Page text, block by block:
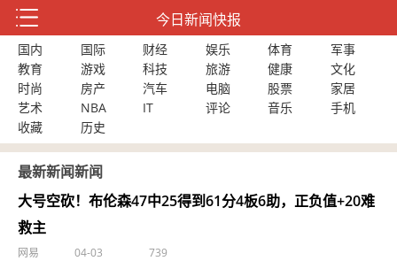
今日新闻快报
国内 国际 财经 娱乐 体育
军事
教育
游戏 科技 旅游 健康
文化
时尚
房产 汽车 电脑 股票
家居
艺术
NBA IT 评论 音乐
手机
收藏
历史
最新新闻新闻
大号空砍！布伦森47中25得到61分4板6助，正负值+20难
救主
网易 04-03 739